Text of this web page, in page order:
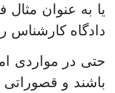
یا به عنوان
دادگاه
حتی در مواردی
باشند و